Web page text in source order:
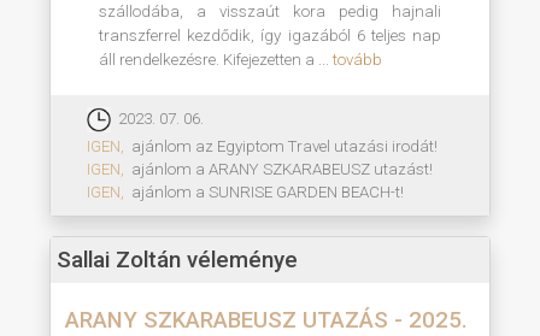
szállodába, a visszaút kora pedig hajnali
transzferrel kezdődik, így igazából 6 teljes nap
áll rendelkezésre. Kifejezetten a ... tovább
2023. 07. 06.
IGEN, ajánlom az Egyiptom Travel utazási irodát!
IGEN, ajánlom a ARANY SZKARABEUSZ utazást!
IGEN, ajánlom a SUNRISE GARDEN BEACH-t!
Sallai Zoltán véleménye
ARANY SZKARABEUSZ UTAZÁS - 2025.